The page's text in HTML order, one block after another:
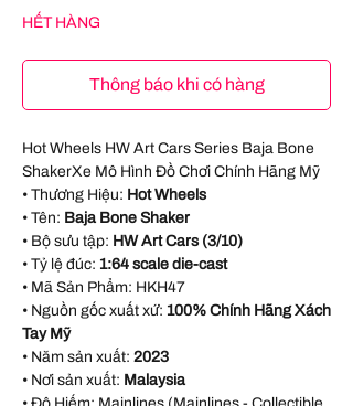
HẾT HÀNG
Thông báo khi có hàng
Hot Wheels HW Art Cars Series Baja Bone
ShakerXe Mô Hình Đồ Chơi Chính Hãng Mỹ
• Thương Hiệu: Hot Wheels
• Tên: Baja Bone Shaker
• Bộ sưu tập: HW Art Cars (3/10)
• Tỷ lệ đúc: 1:64 scale die-cast
• Mã Sản Phẩm: HKH47
• Nguồn gốc xuất xứ: 100% Chính Hãng Xách
Tay Mỹ
• Năm sản xuất: 2023
• Nơi sản xuất: Malaysia
• Độ Hiếm: Mainlines (Mainlines - Collectible